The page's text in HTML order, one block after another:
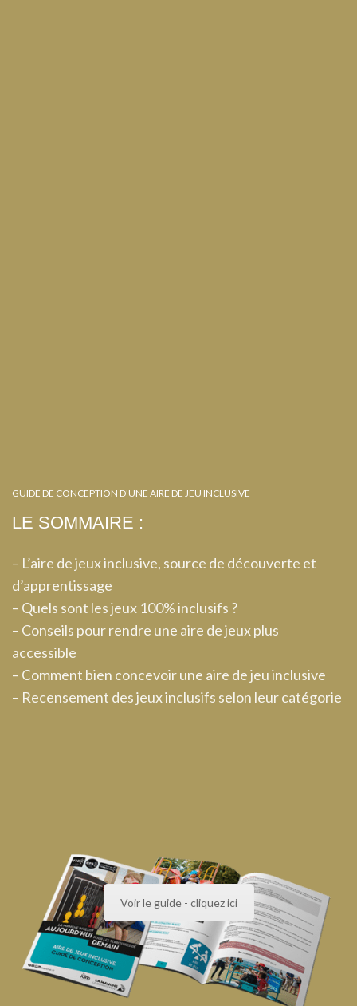
GUIDE DE CONCEPTION D'UNE AIRE DE JEU INCLUSIVE
LE SOMMAIRE :
– L’aire de jeux inclusive, source de découverte et
d’apprentissage
– Quels sont les jeux 100% inclusifs ?
– Conseils pour rendre une aire de jeux plus
accessible
– Comment bien concevoir une aire de jeu inclusive
– Recensement des jeux inclusifs selon leur catégorie
Voir le guide - cliquez ici